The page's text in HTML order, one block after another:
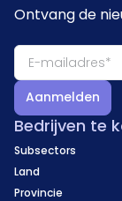
Ontvang de
Aanmelden
Bedrijven te
Subsectors
Land
Provincie